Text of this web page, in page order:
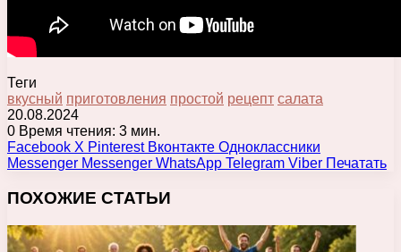
Теги
вкусный приготовления простой рецепт салата
20.08.2024
0 Время чтения: 3 мин.
Facebook X Pinterest Вконтакте Одноклассники
Messenger Messenger WhatsApp Telegram Viber Печатать
ПОХОЖИЕ СТАТЬИ